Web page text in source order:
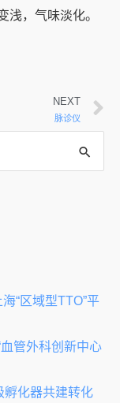
浅，气味淡化。
NEXT
脉诊仪
“区域型TTO”平
管外科创新中心
孵化器共建转化